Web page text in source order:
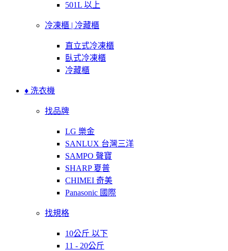
501L 以上
冷凍櫃 | 冷藏櫃
直立式冷凍櫃
臥式冷凍櫃
冷藏櫃
♦ 洗衣機
找品牌
LG 樂金
SANLUX 台灣三洋
SAMPO 聲寶
SHARP 夏普
CHIMEI 奇美
Panasonic 國際
找規格
10公斤 以下
11 - 20公斤